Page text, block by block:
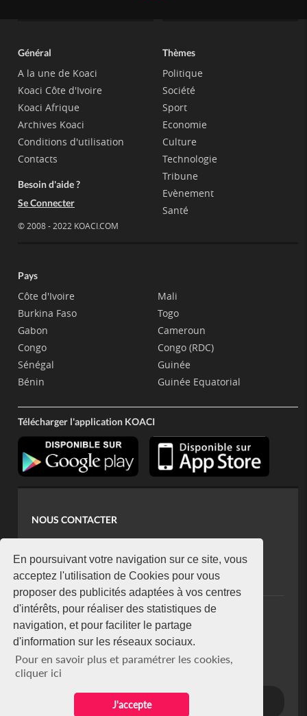
En poursuivant votre navigation sur ce site, vous
acceptez l'utilisation de Cookies pour vous
proposer des publicités adaptées à vos centres
d'intérêts, pour réaliser des statistiques de
navigation, et pour faciliter le partage
d'information sur les réseaux sociaux.
Pour en savoir plus et paramétrer les cookies,
cliquer ici
J'accepte
Général
A la une de Koaci
Koaci Côte d'Ivoire
Koaci Afrique
Archives Koaci
Conditions d'utilisation
Contacts
Besoin d'aide ?
Se Connecter
© 2008 - 2022 KOACI.COM
Thèmes
Politique
Société
Sport
Economie
Culture
Technologie
Tribune
Evènement
Santé
Pays
Côte d'Ivoire
Burkina Faso
Gabon
Congo
Sénégal
Bénin
Mali
Togo
Cameroun
Congo (RDC)
Guinée
Guinée Equatorial
Télécharger l'application KOACI
NOUS CONTACTER
koaci@yahoo.fr
+225 07 08 85 52 93
NEWSLETTER
Restez connecté via notre newsletter
S'abonner
Se désabonner